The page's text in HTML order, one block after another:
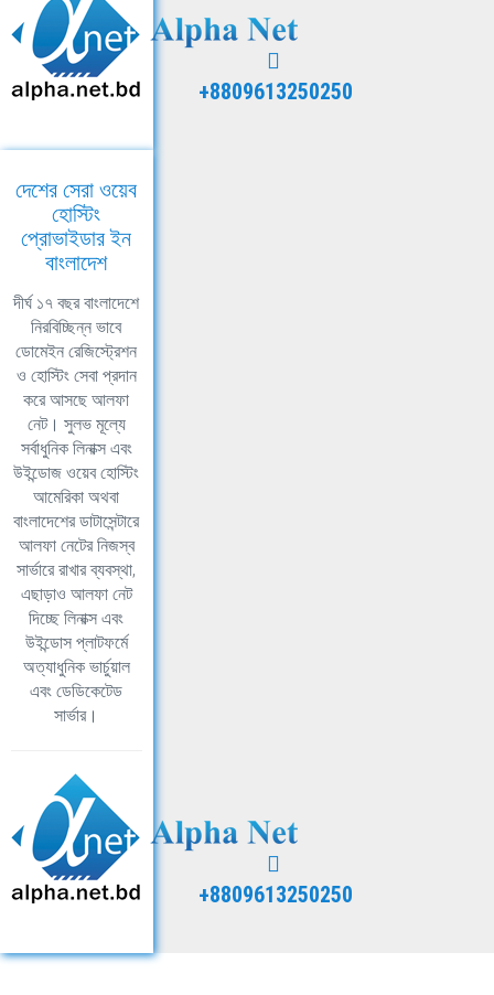
+8809613250250
দেশের সেরা ওয়েব
হোস্টিং
প্রোভাইডার ইন
বাংলাদেশ
দীর্ঘ ১৭ বছর বাংলাদেশে
নিরবিচ্ছিন্ন ভাবে
ডোমেইন রেজিস্ট্রেশন
ও হোস্টিং সেবা প্রদান
করে আসছে আলফা
নেট। সুলভ মূল্যে
সর্বাধুনিক লিনাক্স এবং
উইন্ডোজ ওয়েব হোস্টিং
আমেরিকা অথবা
বাংলাদেশের ডাটাসেন্টারে
আলফা নেটের নিজস্ব
সার্ভারে রাখার ব্যবস্থা,
এছাড়াও আলফা নেট
দিচ্ছে লিনাক্স এবং
উইন্ডোস প্লাটফর্মে
অত্যাধুনিক ভার্চুয়াল
এবং ডেডিকেটেড
সার্ভার।
+8809613250250